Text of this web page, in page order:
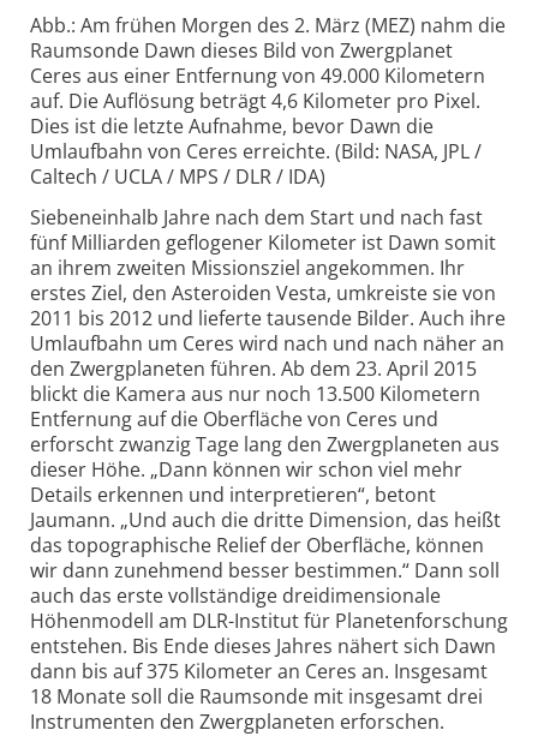
Abb.: Am frühen Morgen des 2. März (MEZ) nahm die
Raumsonde Dawn dieses Bild von Zwergplanet
Ceres aus einer Entfernung von 49.000 Kilometern
auf. Die Auflösung beträgt 4,6 Kilometer pro Pixel.
Dies ist die letzte Aufnahme, bevor Dawn die
Umlaufbahn von Ceres erreichte. (Bild: NASA, JPL /
Caltech / UCLA / MPS / DLR / IDA)
Siebeneinhalb Jahre nach dem Start und nach fast
fünf Milliarden geflogener Kilometer ist Dawn somit
an ihrem zweiten Missionsziel angekommen. Ihr
erstes Ziel, den Asteroiden Vesta, umkreiste sie von
2011 bis 2012 und lieferte tausende Bilder. Auch ihre
Umlaufbahn um Ceres wird nach und nach näher an
den Zwergplaneten führen. Ab dem 23. April 2015
blickt die Kamera aus nur noch 13.500 Kilometern
Entfernung auf die Oberfläche von Ceres und
erforscht zwanzig Tage lang den Zwergplaneten aus
dieser Höhe. „Dann können wir schon viel mehr
Details erkennen und interpretieren“, betont
Jaumann. „Und auch die dritte Dimension, das heißt
das topographische Relief der Oberfläche, können
wir dann zunehmend besser bestimmen.“ Dann soll
auch das erste vollständige dreidimensionale
Höhenmodell am DLR-Institut für Planetenforschung
entstehen. Bis Ende dieses Jahres nähert sich Dawn
dann bis auf 375 Kilometer an Ceres an. Insgesamt
18 Monate soll die Raumsonde mit insgesamt drei
Instrumenten den Zwergplaneten erforschen.